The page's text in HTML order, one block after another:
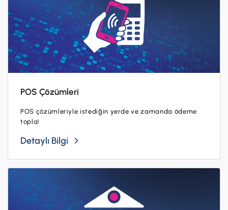
POS Çözümleri
POS çözümleriyle istediğin yerde ve zamanda ödeme
topla!
Detaylı Bilgi